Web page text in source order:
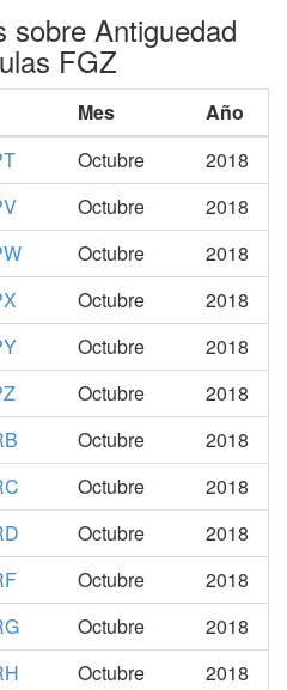
sobre Antiguedad
FGZ
Mes
Año
Octubre
2018
Octubre
2018
Octubre
2018
Octubre
2018
Octubre
2018
Octubre
2018
Octubre
2018
Octubre
2018
Octubre
2018
Octubre
2018
Octubre
2018
Octubre
2018